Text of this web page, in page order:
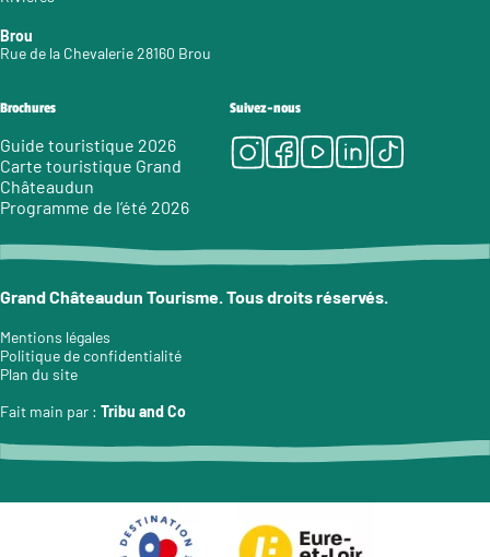
Brou
Rue de la Chevalerie 28160 Brou
Brochures
Guide touristique 2026
Carte touristique Grand
Châteaudun
Programme de l’été 2026
Suivez-nous
Instagram
Facebook
Youtube
LinkedIn
Tiktok
Grand Châteaudun Tourisme. Tous droits réservés.
Mentions légales
Politique de confidentialité
Plan du site
Fait main par : Tribu and Co